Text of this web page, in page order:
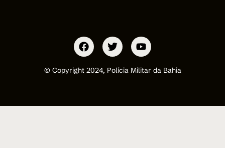
© Copyright 2024, Polícia Militar da Bahia